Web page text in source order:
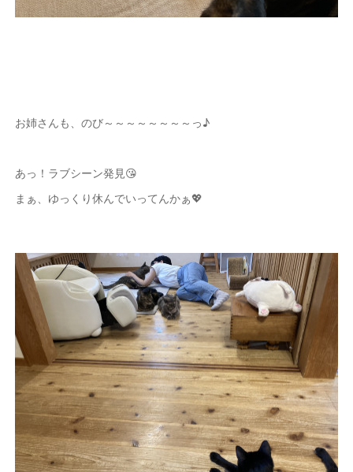
お姉さんも、のび～～～～～～～～っ♪
あっ！ラブシーン発見😘
まぁ、ゆっくり休んでいってんかぁ💖